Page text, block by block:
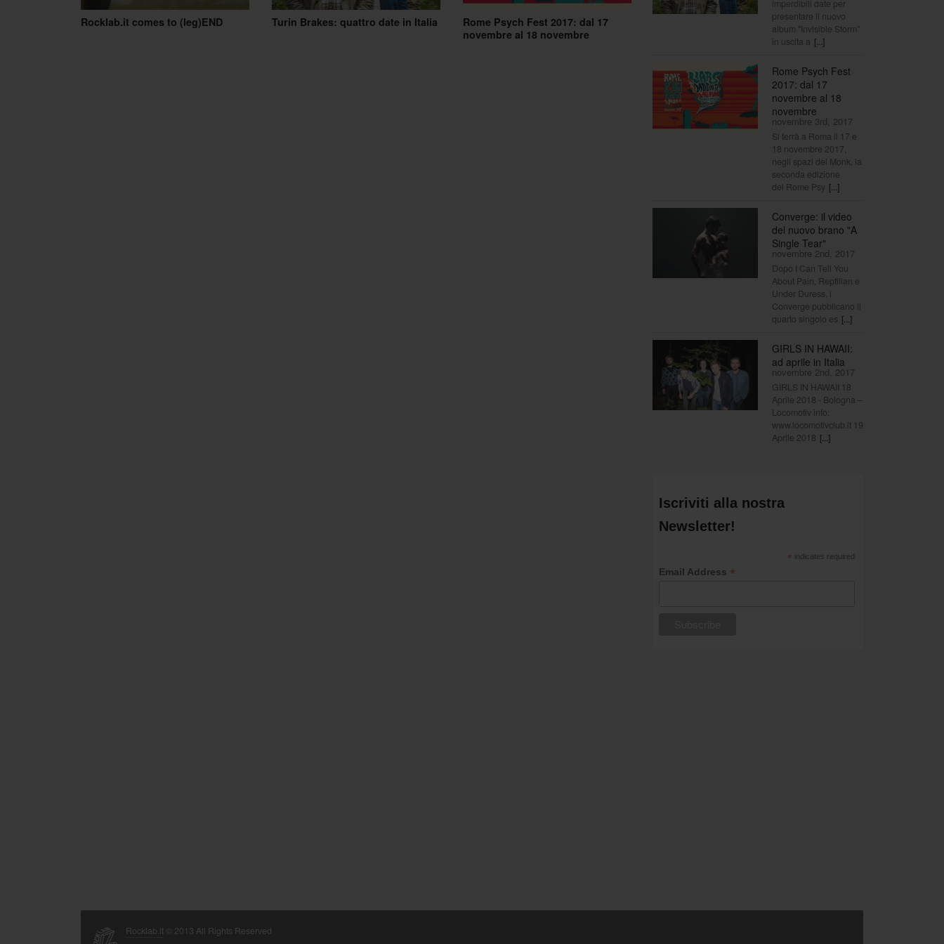
Rocklab.it comes to (leg)END Turin Brakes: quattro date in Italia
Rome Psych Fest 2017: dal 17
novembre al 18 novembre
imperdibili date per
presentare il nuovo
album "Invisible Storm"
in uscita a [...]
Rome Psych Fest
2017: dal 17
novembre al 18
novembre
novembre 3rd, 2017
Si terrà a Roma il 17 e
18 novembre 2017,
negli spazi del Monk, la
seconda edizione
del Rome Psy [...]
Converge: il video
del nuovo brano "A
Single Tear"
novembre 2nd, 2017
Dopo I Can Tell You
About Pain, Reptilian e
Under Duress, i
Converge pubblicano il
quarto singolo es [...]
GIRLS IN HAWAII:
ad aprile in Italia
novembre 2nd, 2017
GIRLS IN HAWAII 18
Aprile 2018 - Bologna –
Locomotiv info:
www.locomotivclub.it 19
Aprile 2018 [...]
Iscriviti alla nostra
Newsletter!
* indicates required
Email Address *
Rocklab.it © 2013 All Rights Reserved